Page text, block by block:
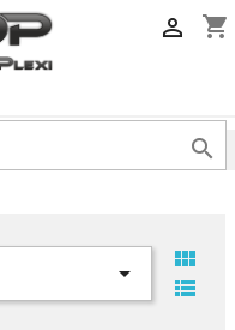
shopping_cart




